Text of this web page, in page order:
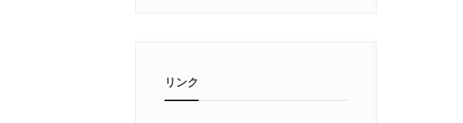
リンク